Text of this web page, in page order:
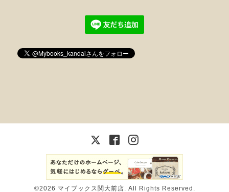
©2026 マイブックス関大前店. All Rights Reserved.